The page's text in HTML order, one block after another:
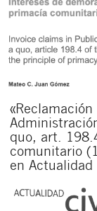
quo, art.
comunitario
en Actualidad